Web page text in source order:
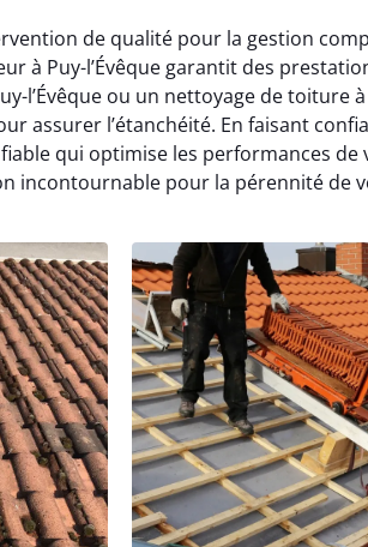
de qualité pour la gestion
à Puy-l’Évêque garantit des
l’Évêque ou un nettoyage de toiture
assurer l’étanchéité. En faisant
qui optimise les performances de
incontournable pour la pérennité de